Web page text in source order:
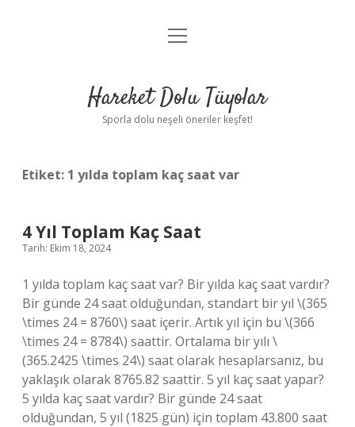
Anasayfa
Yasal Uyarı
menüyü
Hareket Dolu Tüyolar
Sporla dolu neşeli öneriler keşfet!
Etiket: 1 yılda toplam kaç saat var
4 Yıl Toplam Kaç Saat
Tarih: Ekim 18, 2024
1 yılda toplam kaç saat var? Bir yılda kaç saat vardır?
Bir günde 24 saat olduğundan, standart bir yıl \(365
\times 24 = 8760\) saat içerir. Artık yıl için bu \(366
\times 24 = 8784\) saattir. Ortalama bir yılı \
(365.2425 \times 24\) saat olarak hesaplarsanız, bu
yaklaşık olarak 8765.82 saattir. 5 yıl kaç saat yapar?
5 yılda kaç saat vardır? Bir günde 24 saat
olduğundan, 5 yıl (1825 gün) için toplam 43.800 saat